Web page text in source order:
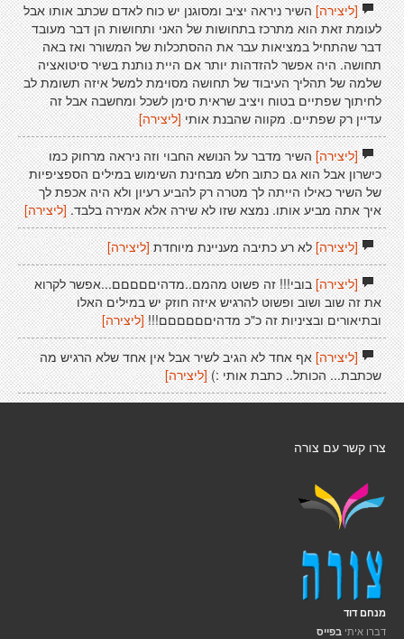
[ליצירה]השיר ניראה יציב ומסוגנן יש כוח לאדם שכתב אותו אבל
לעומת זאת הוא מתרכז בתחושות של האני ותחושות הן דבר מעובד
דבר שהתחיל במציאות עבר את ההסתכלות של המשורר ואז באה
תחושה. היה אפשר להזדהות יותר אם היית נותנת בשיר סיטואציה
שלמה של תהליך העיבוד של תחושה מסוימת למשל איזה תשומת לב
לחיתוך שפתיים בטוח ויציב שראית סימן לשכל ומחשבה אבל זה
עדיין רק שפתיים. מקווה שהבנת אותי [ליצירה]
[ליצירה]השיר מדבר על הנושא החבוי וזה ניראה מרחוק כמו
כישרון אבל הוא גם כתוב חלש מבחינת השימוש במילים הספציפיות
של השיר כאילו הייתה לך מטרה רק להביע רעיון ולא היה אכפת לך
איך אתה מביע אותו. נמצא שזו לא שירה אלא אמירה בלבד. [ליצירה]
[ליצירה]לא רע כתיבה מעניינת מיוחדת[ליצירה]
[ליצירה]בובי!!! זה פשוט מהמם..מדהיםםםםם...אפשר לקרוא
את זה שוב ושוב ופשוט להרגיש איזה חוזק יש במילים האלו
ובתיאורים ובציניות זה כ"כ מדהיםםםםםם!!! [ליצירה]
[ליצירה]אף אחד לא הגיב לשיר אבל אין אחד שלא הרגיש מה
שכתבת... הכותל.. כתבת אותי :) [ליצירה]
צרו קשר עם צורה
מנחם דוד
דברו איתי בפייס